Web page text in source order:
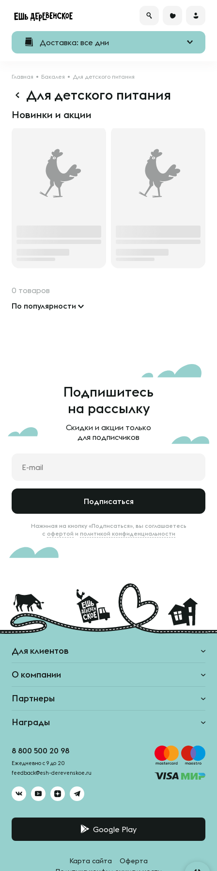
Доставка: все дни
Главная Бакалея Для детского питания
Для детского питания
Новинки и акции
0 товаров
По популярности
Подпишитесь
на рассылку
Скидки и акции только
для подписчиков
Подписаться
Нажимая на кнопку «Подписаться», вы соглашаетесь
с офертой и политикой конфиденциальности
Для клиентов
О компании
Партнеры
Награды
8 800 500 20 98
Ежедневно с 9 до 20
feedback@esh-derevenskoe.ru
Google Play
Карта сайта
Оферта